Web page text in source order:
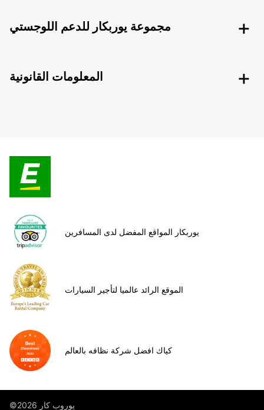
مجموعة يوربكار للدعم اللوجستي
المعلومات القانونية
يوربكار المواقع المفضل لدى المسافرين
الموقع الرائد عالميا لتأجير السيارات
كياك افضل شركة نظافه بالعالم
©يوروب كار 2026